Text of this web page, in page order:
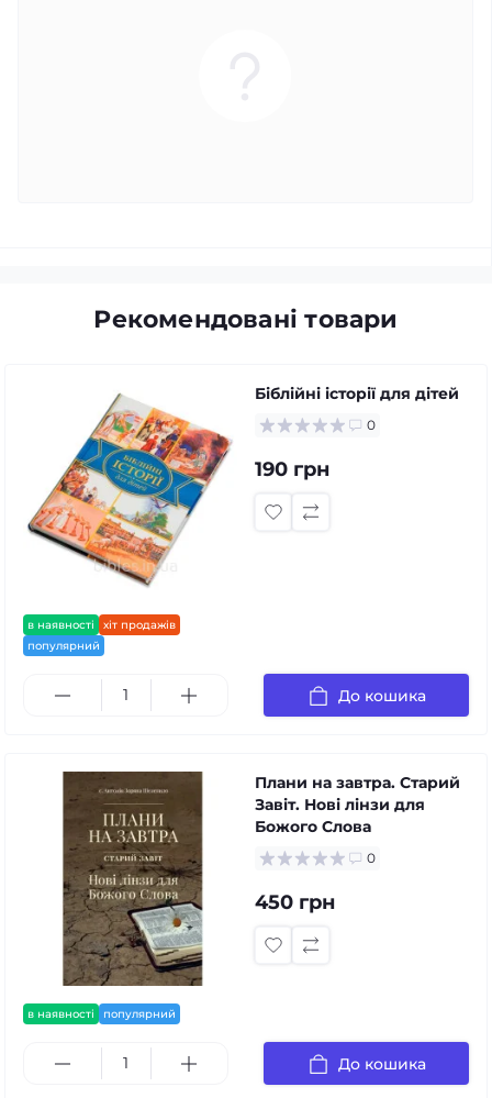
Рекомендовані товари
в наявності
хіт продажів
популярний
Біблійні історії для дітей
0
190 грн
До кошика
в наявності популярний
Плани на завтра. Старий
Завіт. Нові лінзи для
Божого Слова
0
450 грн
До кошика